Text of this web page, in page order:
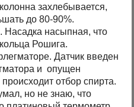
захлебывается,
до 80-90%.
Насадка насыпная, что
Рошига.
Датчик введен
и опущен
отбор спирта.
но не знаю, что